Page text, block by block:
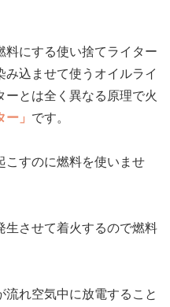
料にする使い捨てライター
込ませて使うオイルライ
ーとは全く異なる原理で火
」 です。
こすのに燃料を使いませ
生させて着火するので燃料
流れ空気中に放電すること